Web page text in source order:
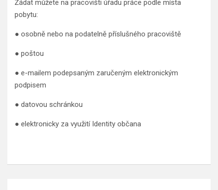
Žádat můžete na pracovišti úřadu práce podle místa
pobytu:
● osobně nebo na podatelně příslušného pracoviště
● poštou
● e-mailem podepsaným zaručeným elektronickým
podpisem
● datovou schránkou
● elektronicky za využití Identity občana